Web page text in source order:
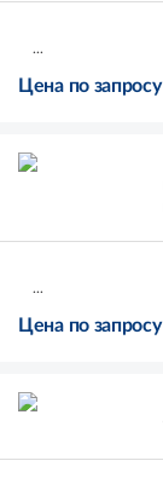
...
Цена по запросу
...
Цена по запросу